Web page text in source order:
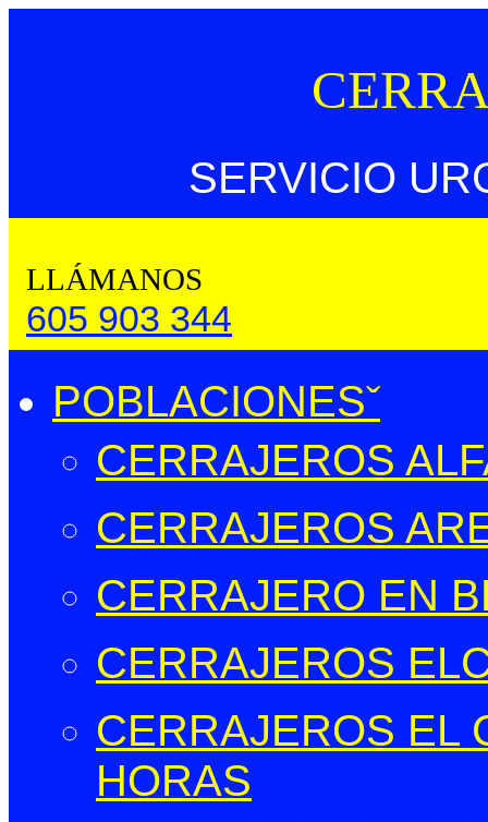
SERVICIO
LLÁMANOS
605 903 344
POBLACIONES
CERRAJEROS
CERRAJEROS
CERRAJERO EN
CERRAJEROS
CERRAJEROS EL
HORAS